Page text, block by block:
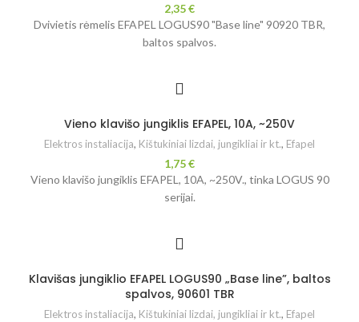
2,35€
Dvivietis rėmelis EFAPEL LOGUS90 "Base line" 90920 TBR,
baltos spalvos.
Vieno klavišo jungiklis EFAPEL, 10A, ~250V
Elektros instaliacija, Kištukiniai lizdai, jungikliai ir kt., Efapel
1,75€
Vieno klavišo jungiklis EFAPEL, 10A, ~250V., tinka LOGUS 90
serijai.
Klavišas jungiklio EFAPEL LOGUS90 „Base line”, baltos
spalvos, 90601 TBR
Elektros instaliacija, Kištukiniai lizdai, jungikliai ir kt., Efapel